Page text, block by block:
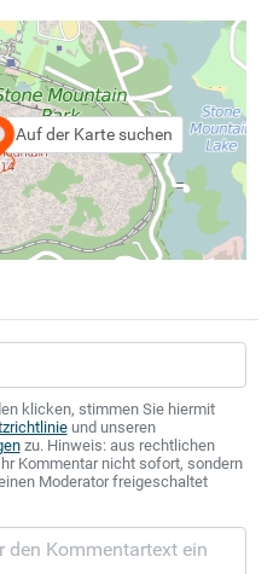
Auf der Karte suchen
klicken, stimmen Sie hiermit
und unseren
zu. Hinweis: aus rechtlichen
Kommentar nicht sofort, sondern
Moderator freigeschaltet